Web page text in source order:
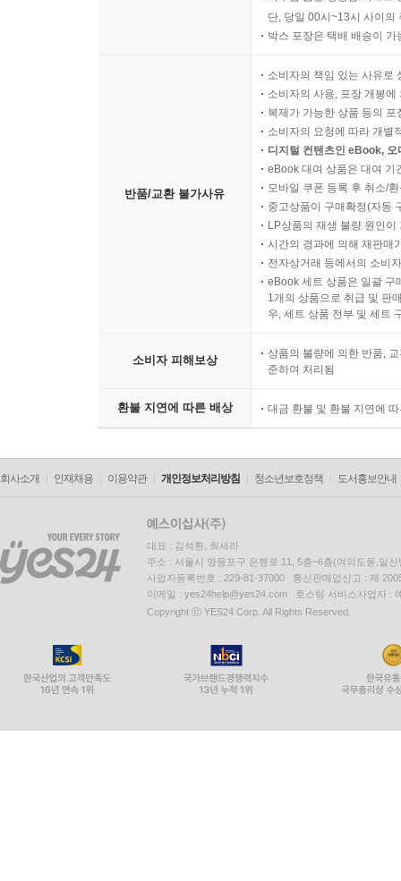
단, 당일 00시~13시 사이의
박스 포장은 택배 배송이
반품/교환 불가사유
소비자의 책임 있는 사유로
소비자의 사용, 포장 개봉
복제가 가능한 상품 등의
소비자의 요청에 따라 개별
디지털 컨텐츠인 eBook,
eBook 대여 상품은 대여 기
모바일 쿠폰 등록 후 취소/
중고상품이 구매확정(자동
LP상품의 재생 불량 원인
시간의 경과에 의해 재판매
전자상거래 등에서의 소비
eBook 세트 상품은 일괄 구
1개의 상품으로 취급 및 판
우, 세트 상품 전부 및 세트
소비자 피해보상
상품의 불량에 의한 반품,
준하여 처리됨
환불 지연에 따른 배상 대금 환불 및 환불 지연에
회사소개 인재채용 이용약관 개인정보처리방침 청소년보호정책 도서홍보안내
대표 : 김석환, 최세라
주소 : 서울시 영등포구 은행로 11, 5층~6층(여의도동,일신
사업자등록번호 : 229-81-37000 통신판매업신고 : 제
이메일 : yes24help@yes24.com 호스팅 서비스사업자 :
Copyright ⓒ YES24 Corp. All Rights Reserved.